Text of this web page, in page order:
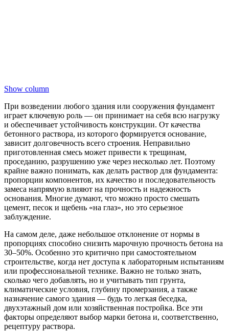
Show column
При возведении любого здания или сооружения фундамент
играет ключевую роль — он принимает на себя всю нагрузку
и обеспечивает устойчивость конструкции. От качества
бетонного раствора, из которого формируется основание,
зависит долговечность всего строения. Неправильно
приготовленная смесь может привести к трещинам,
проседанию, разрушению уже через несколько лет. Поэтому
крайне важно понимать, как делать раствор для фундамента:
пропорции компонентов, их качество и последовательность
замеса напрямую влияют на прочность и надежность
основания. Многие думают, что можно просто смешать
цемент, песок и щебень «на глаз», но это серьезное
заблуждение.
На самом деле, даже небольшое отклонение от нормы в
пропорциях способно снизить марочную прочность бетона на
30–50%. Особенно это критично при самостоятельном
строительстве, когда нет доступа к лабораторным испытаниям
или профессиональной технике. Важно не только знать,
сколько чего добавлять, но и учитывать тип грунта,
климатические условия, глубину промерзания, а также
назначение самого здания — будь то легкая беседка,
двухэтажный дом или хозяйственная постройка. Все эти
факторы определяют выбор марки бетона и, соответственно,
рецептуру раствора.